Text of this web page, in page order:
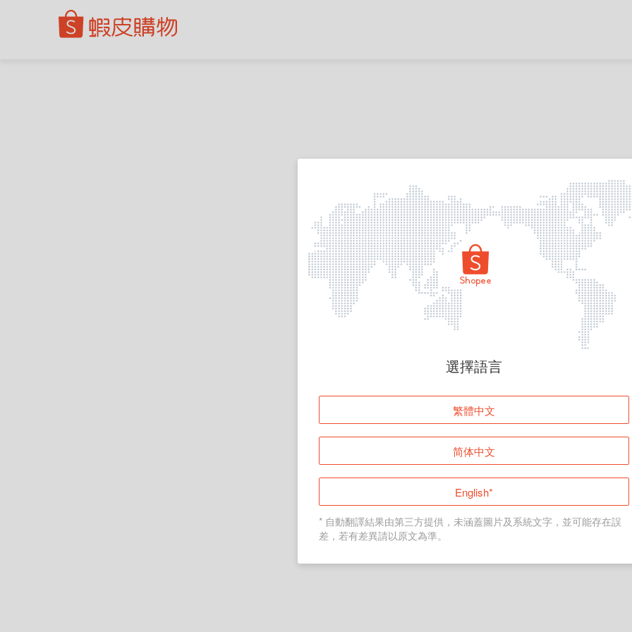
頁面無法顯示
登入
返回首頁
選擇語言
繁體中文
简体中文
English*
* 自動翻譯結果由第三方提供，未涵蓋圖片及系統文字，並可能存在誤
差，若有差異請以原文為準。